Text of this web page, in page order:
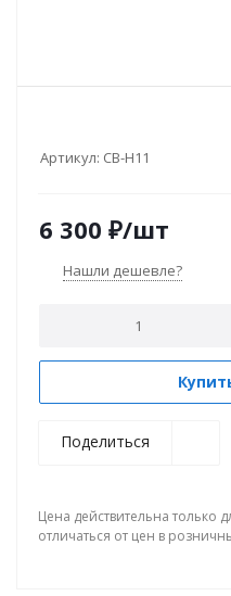
Артикул: CB-H11
6 300 ₽/шт
Нашли дешевле?
Поделиться
Цена действительна только
отличаться от цен в